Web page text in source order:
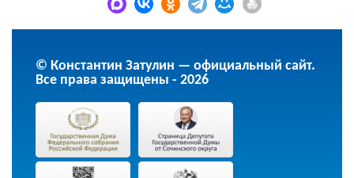
© Константин Затулин — официальный сайт.
Все права защищены - 2026